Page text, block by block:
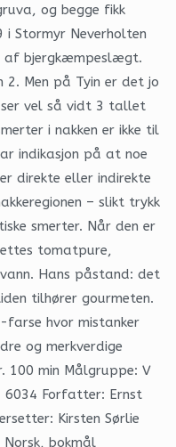
og begge fikk
Stormyr Neverholten
af bjergkæmpeslægt.
Men på Tyin er det jo
ser vel så vidt 3 tallet
i nakken er ikke til
indikasjon på at noe
direkte eller indirekte
– slikt trykk
smerter. Når den er
tomatpure,
Hans påstand: det
tilhører gourmeten.
farse hvor mistanker
og merkverdige
100 min Målgruppe: V
6034 Forfatter: Ernst
Kirsten Sørlie
Norsk, bokmål